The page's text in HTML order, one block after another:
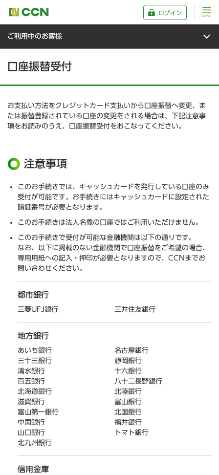
ログイン
ご利用中のお客様
口座振替受付
お支払い方法をクレジットカード支払いから口座振替へ変更、ま
たは振替登録されている口座の変更をされる場合は、下記注意事
項をお読みのうえ、口座振替受付をおこなってください。
注意事項
このお手続きでは、キャッシュカードを発行している口座のみ
受付が可能です。お手続きにはキャッシュカードに設定された
暗証番号が必要となります。
このお手続きは法人名義の口座ではご利用いただけません。
このお手続きで受付が可能な金融機関は以下の通りです。
なお、以下に掲載のない金融機関で口座振替をご希望の場合、
専用用紙への記入・押印が必要となりますので、CCNまでお
問い合わせください。
都市銀行
三菱UFJ銀行 三井住友銀行
地方銀行
あいち銀行
名古屋銀行
三十三銀行
静岡銀行
清水銀行
十六銀行
百五銀行
八十二長野銀行
北海道銀行
北陸銀行
滋賀銀行
富山銀行
富山第一銀行
北国銀行
中国銀行
福井銀行
山口銀行
トマト銀行
北九州銀行
信用金庫